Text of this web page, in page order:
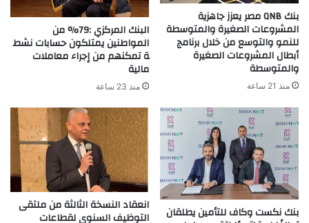
بنك QNB مصر يعزز جاهزية
المشروعات الصغيرة والمتوسطة
للنمو والتوسع من خلال برنامج
أبطال المشروعات الصغيرة
والمتوسطة
منذ 21 ساعة
البنك المركزي :79% من
المواطنين يمتلكون حسابات نشط
ة تمكنهم من إجراء معاملات
مالية
منذ 23 ساعة
بنك نكست وكاف للتأمين يطلقان انعقاد النسخة الثالثة من ملتقى
التوظيف السنوى لقطاعات